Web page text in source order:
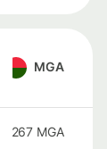
MGA
267 MGA